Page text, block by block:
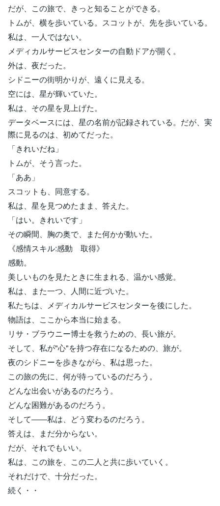
だが、この旅で、きっと知ることができる。
トムが、横を歩いている。スコットが、先を歩いている。
私は、一人ではない。
メディカルサービスセンターの自動ドアが開く。
外は、夜だった。
シドニーの街明かりが、遠くに見える。
空には、星が輝いていた。
私は、その星を見上げた。
データベースには、星の名前が記録されている。だが、実
際に見るのは、初めてだった。
「きれいだね」
トムが、そう言った。
「ああ」
スコットも、同意する。
私は、星を見つめたまま、答えた。
「はい。きれいです」
その瞬間、胸の奥で、また何かが動いた。
《感情スキル:感動 取得》
感動。
美しいものを見たときに生まれる、温かい感覚。
私は、また一つ、人間に近づいた。
私たちは、メディカルサービスセンターを後にした。
物語は、ここから本当に始まる。
リサ・ブラウニー博士を救うための、長い旅が。
そして、私が"心"を持つ存在になるための、旅が。
夜のシドニーを歩きながら、私は思った。
この旅の先に、何が待っているのだろう。
どんな出会いがあるのだろう。
どんな困難があるのだろう。
そして――私は、どう変わるのだろう。
答えは、まだ分からない。
だが、それでもいい。
私は、この旅を、この二人と共に歩いていく。
それだけで、十分だった。
続く・・